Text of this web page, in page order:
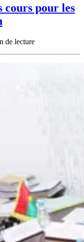
cours pour les
de lecture